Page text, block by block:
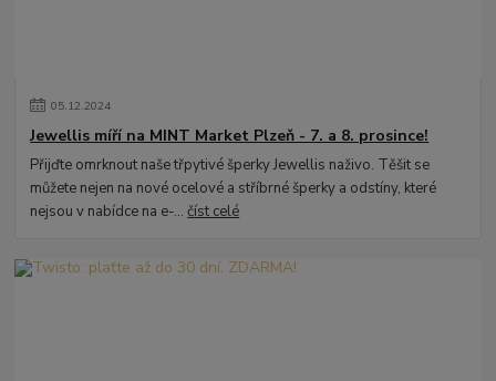
05.12.2024
Jewellis míří na MINT Market Plzeň - 7. a 8. prosince!
Přijďte omrknout naše třpytivé šperky Jewellis naživo. Těšit se
můžete nejen na nové ocelové a stříbrné šperky a odstíny, které
nejsou v nabídce na e-...číst celé